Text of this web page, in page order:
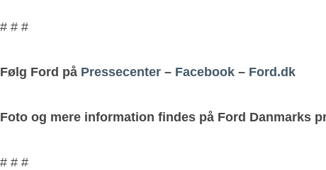
# # #
Følg Ford på Pressecenter – Facebook – Ford.dk
Foto og mere information findes på Ford Danmarks
# # #